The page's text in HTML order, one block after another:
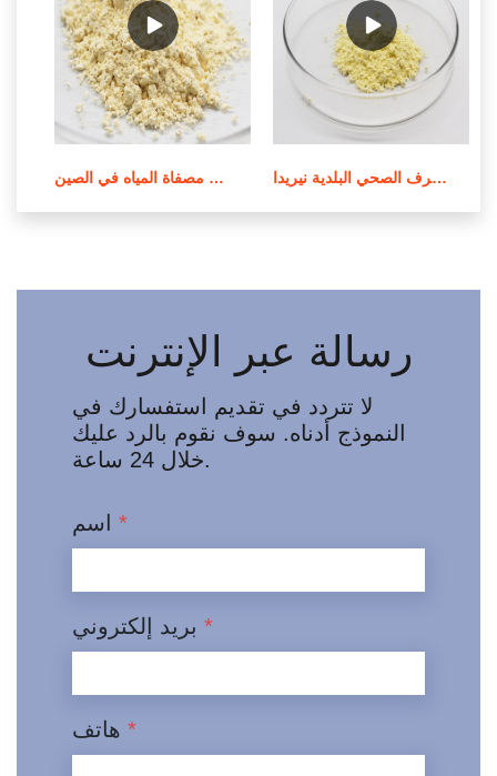
معالجة المياه وتنقيتها في مصفاة المياه في الصين محطة معالجة مياه الصرف الصحي البلدية نيريدا epe في الأردن
رسالة عبر الإنترنت
لا تتردد في تقديم استفسارك في
النموذج أدناه. سوف نقوم بالرد عليك
خلال 24 ساعة.
*
*
*